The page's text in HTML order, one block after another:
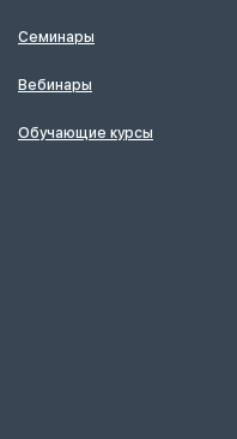
Семинары
Вебинары
Обучающие курсы